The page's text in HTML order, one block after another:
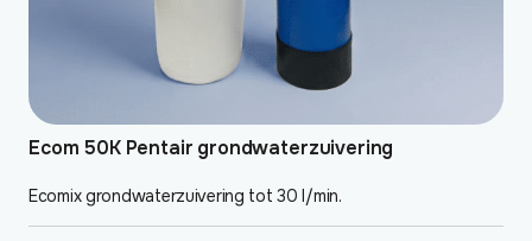
Ecom 50K Pentair grondwaterzuivering
Ecomix grondwaterzuivering tot 30 l/min.